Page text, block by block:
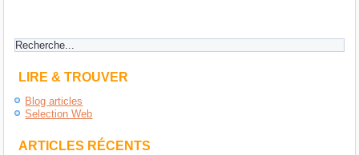
LIRE & TROUVER
Blog articles
Selection Web
ARTICLES RÉCENTS